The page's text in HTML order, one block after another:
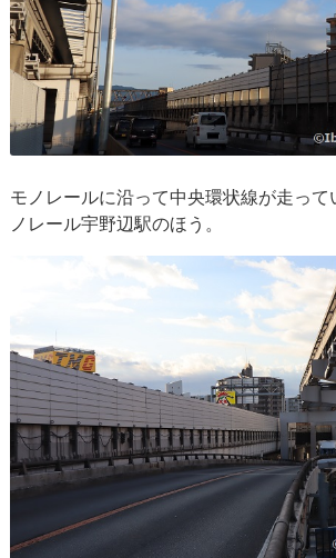
モノレールに沿って中央環状線が走って
ノレール宇野辺駅のほう。